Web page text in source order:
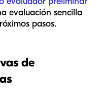
evaluación sencilla
pasos.
de